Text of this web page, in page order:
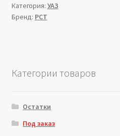
Категория: УАЗ
Бренд: РСТ
Категории товаров
Остатки
Под заказ